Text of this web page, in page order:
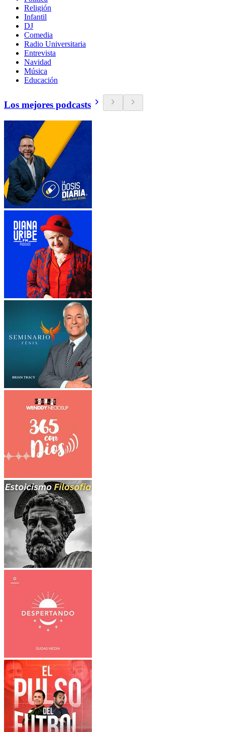
Religión
Infantil
DJ
Comedia
Radio Universitaria
Entrevista
Navidad
Música
Educación
Los mejores podcasts